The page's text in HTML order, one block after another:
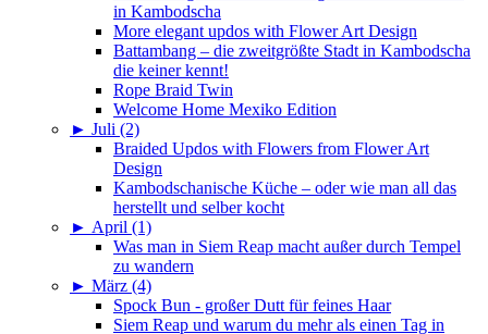
in Kambodscha
More elegant updos with Flower Art Design
Battambang – die zweitgrößte Stadt in Kambodscha
die keiner kennt!
Rope Braid Twin
Welcome Home Mexiko Edition
► Juli (2)
Braided Updos with Flowers from Flower Art
Design
Kambodschanische Küche – oder wie man all das
herstellt und selber kocht
► April (1)
Was man in Siem Reap macht außer durch Tempel
zu wandern
► März (4)
Spock Bun - großer Dutt für feines Haar
Siem Reap und warum du mehr als einen Tag in